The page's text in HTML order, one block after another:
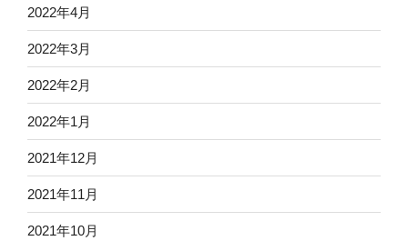
2022年4月
2022年3月
2022年2月
2022年1月
2021年12月
2021年11月
2021年10月